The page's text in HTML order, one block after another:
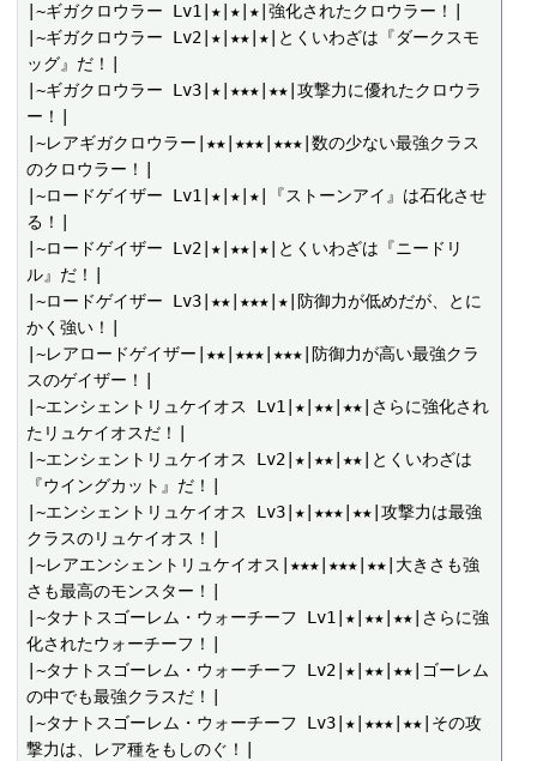
|~ギガクロウラー Lv1|★|★|★|強化されたクロウラー！|
|~ギガクロウラー Lv2|★|★★|★|とくいわざは『ダークスモ
ッグ』だ！|
|~ギガクロウラー Lv3|★|★★★|★★|攻撃力に優れたクロウラ
ー！|
|~レアギガクロウラー|★★|★★★|★★★|数の少ない最強クラス
のクロウラー！|
|~ロードゲイザー Lv1|★|★|★|『ストーンアイ』は石化させ
る！|
|~ロードゲイザー Lv2|★|★★|★|とくいわざは『ニードリ
ル』だ！|
|~ロードゲイザー Lv3|★★|★★★|★|防御力が低めだが、とに
かく強い！|
|~レアロードゲイザー|★★|★★★|★★★|防御力が高い最強クラ
スのゲイザー！|
|~エンシェントリュケイオス Lv1|★|★★|★★|さらに強化され
たリュケイオスだ！|
|~エンシェントリュケイオス Lv2|★|★★|★★|とくいわざは
『ウイングカット』だ！|
|~エンシェントリュケイオス Lv3|★|★★★|★★|攻撃力は最強
クラスのリュケイオス！|
|~レアエンシェントリュケイオス|★★★|★★★|★★|大きさも強
さも最高のモンスター！|
|~タナトスゴーレム・ウォーチーフ Lv1|★|★★|★★|さらに強
化されたウォーチーフ！|
|~タナトスゴーレム・ウォーチーフ Lv2|★|★★|★★|ゴーレム
の中でも最強クラスだ！|
|~タナトスゴーレム・ウォーチーフ Lv3|★|★★★|★★|その攻
撃力は、レア種をもしのぐ！|